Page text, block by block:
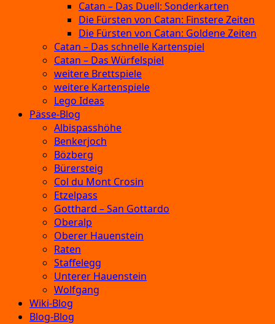
Catan – Das Duell: Sonderkarten
Die Fürsten von Catan: Finstere Zeiten
Die Fürsten von Catan: Goldene Zeiten
Catan – Das schnelle Kartenspiel
Catan – Das Würfelspiel
weitere Brettspiele
weitere Kartenspiele
Lego Ideas
Pässe-Blog
Albispasshöhe
Benkerjoch
Bözberg
Bürersteig
Col du Mont Crosin
Etzelpass
Gotthard – San Gottardo
Oberalp
Oberer Hauenstein
Raten
Staffelegg
Unterer Hauenstein
Wolfgang
Wiki-Blog
Blog-Blog